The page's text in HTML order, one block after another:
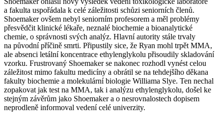
a fakulta uspořádala k celé záležitosti schůzi seniorních členů.
Shoemaker ovšem nebyl seniorním profesorem a měl problémy
přesvědčit klinické lékaře, neznalé biochemie a bioanalytické
chemie, o správnosti svých analýz. Hlavní autority stále trvaly
na původní příčině smrti. Připustily sice, že Ryan mohl trpět MMA,
ale absenci letální koncentrace ethylenglykolu přisoudily skladování
vzorku. Frustrovaný Shoemaker se nakonec rozhodl vynést celou
záležitost mimo fakultu medicíny a obrátil se na tehdejšího děkana
fakulty biochemie a molekulární biologie Williama Slye. Ten nechal
zopakovat jak test na MMA, tak i analýzu ethylenglykolu, došel ke
stejným závěrům jako Shoemaker a o nesrovnalostech dopisem
neprodleně informoval vedení celé univerzity.